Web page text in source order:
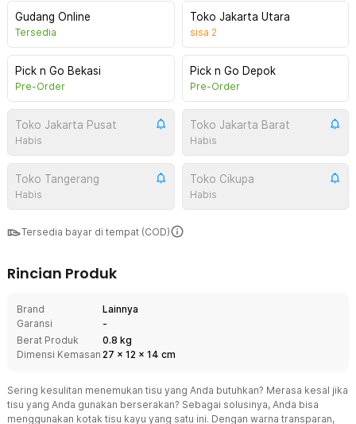
Gudang Online
Tersedia
Toko Jakarta Utara
sisa 2
Pick n Go Bekasi
Pre-Order
Pick n Go Depok
Pre-Order
Toko Jakarta Pusat
Habis
Toko Jakarta Barat
Habis
Toko Tangerang
Habis
Toko Cikupa
Habis
Tersedia bayar di tempat (COD)
Rincian Produk
Brand
Lainnya
Garansi
-
Berat Produk
0.8 kg
Dimensi Kemasan 27 x 12 x 14 cm
Sering kesulitan menemukan tisu yang Anda butuhkan? Merasa kesal jika
tisu yang Anda gunakan berserakan? Sebagai solusinya, Anda bisa
menggunakan kotak tisu kayu yang satu ini. Dengan warna transparan,